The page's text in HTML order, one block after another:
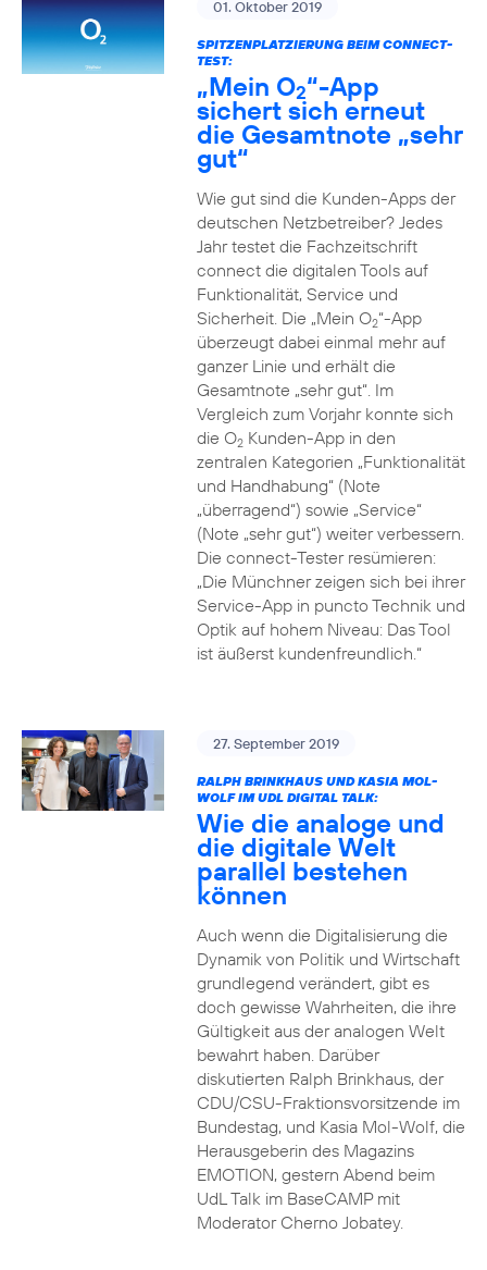
01. Oktober 2019
SPITZENPLATZIERUNG BEIM CONNECT-
TEST:
„Mein O2“-App
sichert sich erneut
die Gesamtnote „sehr
gut“
Wie gut sind die Kunden-Apps der
deutschen Netzbetreiber? Jedes
Jahr testet die Fachzeitschrift
connect die digitalen Tools auf
Funktionalität, Service und
Sicherheit. Die „Mein O2“-App
überzeugt dabei einmal mehr auf
ganzer Linie und erhält die
Gesamtnote „sehr gut“. Im
Vergleich zum Vorjahr konnte sich
die O2Kunden-App in den
zentralen Kategorien „Funktionalität
und Handhabung“ (Note
„überragend“) sowie „Service“
(Note „sehr gut“) weiter verbessern.
Die connect-Tester resümieren:
„Die Münchner zeigen sich bei ihrer
Service-App in puncto Technik und
Optik auf hohem Niveau: Das Tool
ist äußerst kundenfreundlich.“
27. September 2019
RALPH BRINKHAUS UND KASIA MOL-
WOLF IM UDL DIGITAL TALK:
Wie die analoge und
die digitale Welt
parallel bestehen
können
Auch wenn die Digitalisierung die
Dynamik von Politik und Wirtschaft
grundlegend verändert, gibt es
doch gewisse Wahrheiten, die ihre
Gültigkeit aus der analogen Welt
bewahrt haben. Darüber
diskutierten Ralph Brinkhaus, der
CDU/CSU-Fraktionsvorsitzende im
Bundestag, und Kasia Mol-Wolf, die
Herausgeberin des Magazins
EMOTION, gestern Abend beim
UdL Talk im BaseCAMP mit
Moderator Cherno Jobatey.